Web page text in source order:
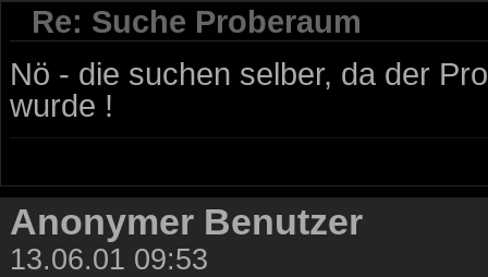
Re: Suche Proberaum
Nö - die suchen selber, da der
wurde !
Anonymer Benutzer
13.06.01 09:53